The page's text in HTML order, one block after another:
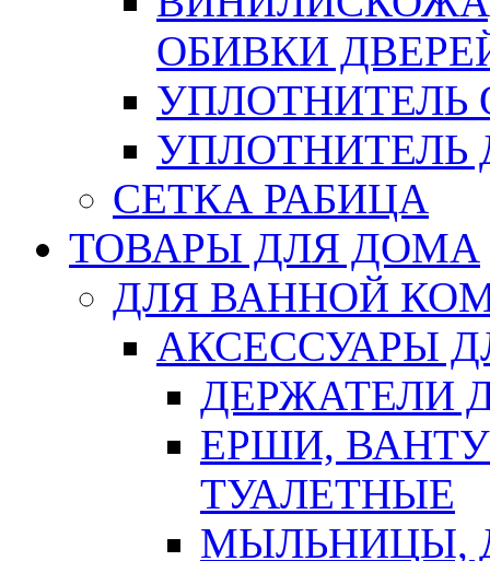
ОБИВКИ
УПЛОТНИТЕЛЬ
СЕТКА РАБИЦА
ТОВАРЫ ДЛЯ ДОМА
ДЛЯ ВАННОЙ
АКСЕССУАРЫ
ДЕРЖАТЕЛИ
ЕРШИ,
ТУАЛЕТНЫЕ
МЫЛЬНИЦЫ,